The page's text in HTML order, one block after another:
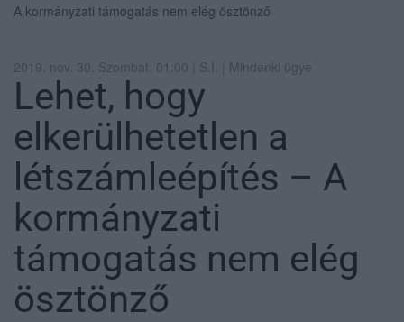
A kormányzati támogatás nem elég ösztönző
2019. nov. 30. Szombat, 01:00 | S.I. | Mindenki ügye
Lehet, hogy
elkerülhetetlen a
létszámleépítés – A
kormányzati
támogatás nem elég
ösztönző